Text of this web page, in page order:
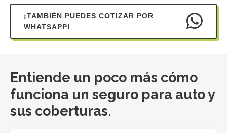
¡TAMBIÉN PUEDES COTIZAR POR
WHATSAPP!
Entiende un poco más cómo
funciona un seguro para auto y
sus coberturas.